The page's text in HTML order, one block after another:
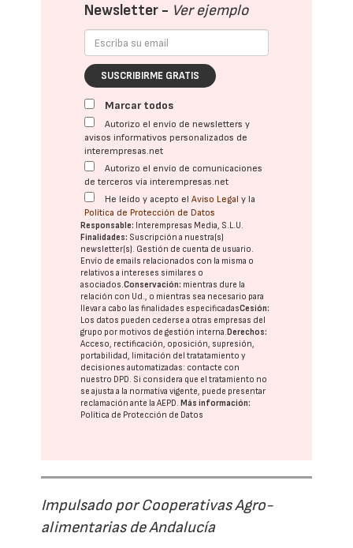
Newsletter - Ver ejemplo
SUSCRIBIRME GRATIS
Marcar todos
Autorizo el envío de newsletters y
avisos informativos personalizados de
interempresas.net
Autorizo el envío de comunicaciones
de terceros vía interempresas.net
He leído y acepto elAviso Legal y la
Política de Protección de Datos
Responsable: Interempresas Media, S.L.U.
Finalidades: Suscripción a nuestra(s)
newsletter(s). Gestión de cuenta de usuario.
Envío de emails relacionados con la misma o
relativos a intereses similares o
asociados.Conservación: mientras dure la
relación con Ud., o mientras sea necesario para
llevar a cabo las finalidades especificadasCesión:
Los datos pueden cederse a otras empresas del
grupo por motivos de gestión interna. Derechos:
Acceso, rectificación, oposición, supresión,
portabilidad, limitación del tratatamiento y
decisiones automatizadas: contacte con
nuestro DPD. Si considera que el tratamiento no
se ajusta a la normativa vigente, puede presentar
reclamación ante laAEPD. Más información:
Política de Protección de Datos
Impulsado por Cooperativas Agro-
alimentarias de Andalucía